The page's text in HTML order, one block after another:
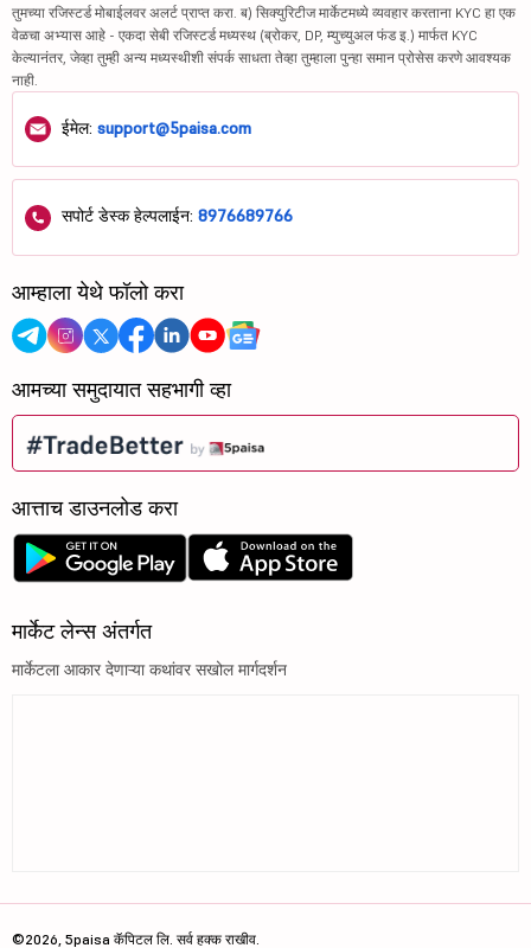
तुमच्या रजिस्टर्ड मोबाईलवर अलर्ट प्राप्त करा. ब) सिक्युरिटीज मार्केटमध्ये व्यवहार करताना KYC हा एक
वेळचा अभ्यास आहे - एकदा सेबी रजिस्टर्ड मध्यस्थ (ब्रोकर, DP, म्युच्युअल फंड इ.) मार्फत KYC
केल्यानंतर, जेव्हा तुम्ही अन्य मध्यस्थीशी संपर्क साधता तेव्हा तुम्हाला पुन्हा समान प्रोसेस करणे आवश्यक
नाही.
ईमेल: support@5paisa.com
सपोर्ट डेस्क हेल्पलाईन: 8976689766
आम्हाला येथे फॉलो करा
आमच्या समुदायात सहभागी व्हा
आत्ताच डाउनलोड करा
मार्केट लेन्स अंतर्गत
मार्केटला आकार देणाऱ्या कथांवर सखोल मार्गदर्शन
©2026, 5paisa कॅपिटल लि. सर्व हक्क राखीव.